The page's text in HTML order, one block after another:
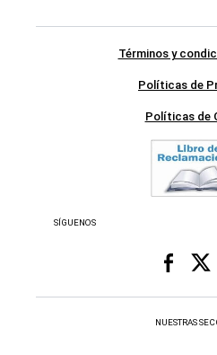
Términos y
Políticas de
Políticas de
SÍGUENOS
NUESTRAS